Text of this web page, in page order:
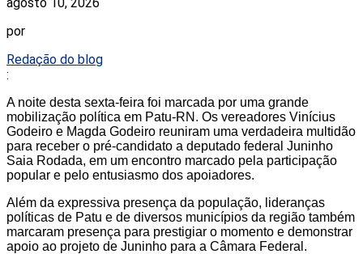
por
Redação do blog
:
A noite desta sexta-feira foi marcada por uma grande
mobilização política em Patu-RN. Os vereadores Vinícius
Godeiro e Magda Godeiro reuniram uma verdadeira multidão
para receber o pré-candidato a deputado federal Juninho
Saia Rodada, em um encontro marcado pela participação
popular e pelo entusiasmo dos apoiadores.
Além da expressiva presença da população, lideranças
políticas de Patu e de diversos municípios da região também
marcaram presença para prestigiar o momento e demonstrar
apoio ao projeto de Juninho para a Câmara Federal.